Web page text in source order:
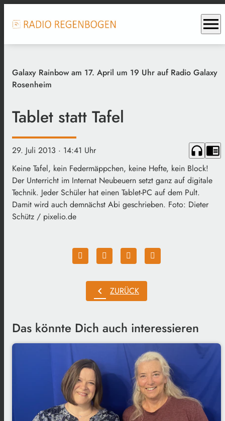
menu
Galaxy Rainbow am 17. April um 19 Uhr auf Radio Galaxy
Rosenheim
Tablet statt Tafel
29. Juli 2013 · 14:41 Uhr headphones chrome_reader_mode
Keine Tafel, kein Federmäppchen, keine Hefte, kein Block!
Der Unterricht im Internat Neubeuern setzt ganz auf digitale
Technik. Jeder Schüler hat einen Tablet-PC auf dem Pult.
Damit wird auch demnächst Abi geschrieben. Foto: Dieter
Schütz / pixelio.de
chevron_left ZURÜCK
Das könnte Dich auch interessieren